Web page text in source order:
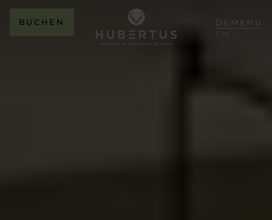
BUCHEN
DE
EN
MENÜ